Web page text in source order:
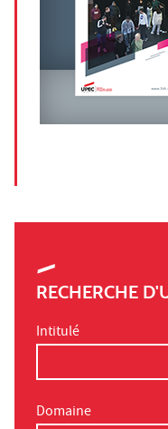
RECHERCHE
Intitulé
Domaine